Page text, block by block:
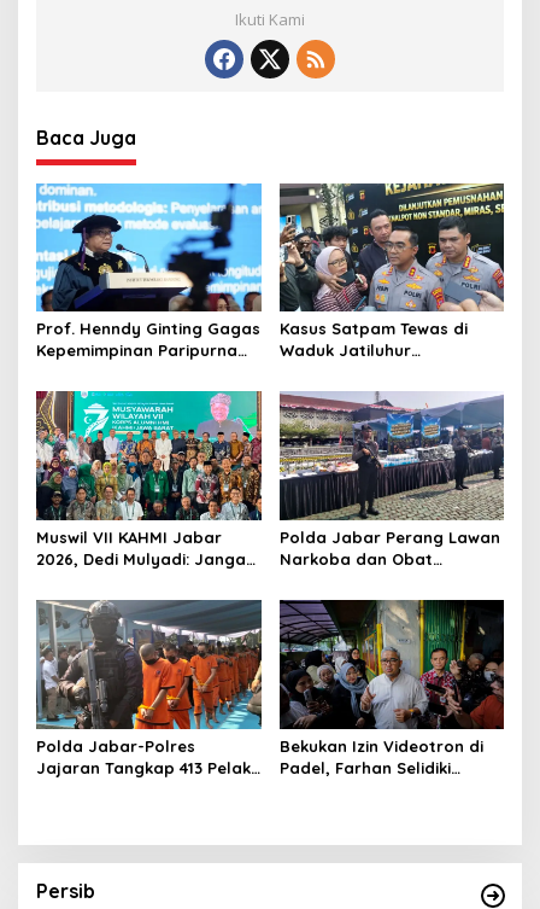
Ikuti Kami
Baca Juga
Prof. Henndy Ginting Gagas
Kepemimpinan Paripurna
Depan
Kasus Satpam Tewas di
Waduk Jatiluhur
Pelaku Lebih dari 1 Orang
Muswil VII KAHMI Jabar
2026, Dedi Mulyadi: Jangan
Digital
Polda Jabar Perang Lawan
Narkoba dan Obat
Lintas Provinsi dan
Internasional
Polda Jabar-Polres
Jajaran Tangkap 413 Pelaku
Bekukan Izin Videotron di
Padel, Farhan Selidiki
Persib